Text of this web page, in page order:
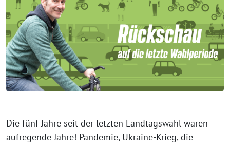
Die fünf Jahre seit der letzten Landtagswahl waren
aufregende Jahre! Pandemie, Ukraine-Krieg, die